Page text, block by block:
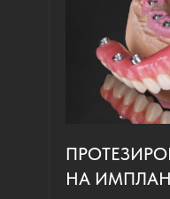
НА